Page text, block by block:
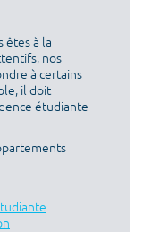
êtes à la
nos
à certains
il doit
étudiante